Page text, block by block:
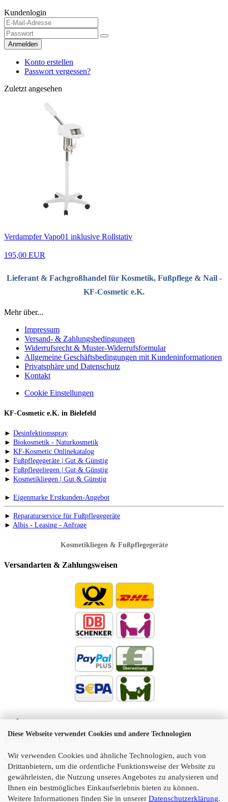
Diese Webseite verwendet Cookies und andere Technologien
Wir verwenden Cookies und ähnliche Technologien, auch von
Drittanbietern, um die ordentliche Funktionsweise der Website zu
gewährleisten, die Nutzung unseres Angebotes zu analysieren und
Ihnen ein bestmögliches Einkaufserlebnis bieten zu können.
Weitere Informationen finden Sie in unserer Datenschutzerklärung.
Kundenlogin
Anmelden
Konto erstellen
Passwort vergessen?
Zuletzt angesehen
Verdampfer Vapo01 inklusive Rollstativ
195,00 EUR
Lieferant & Fachgroßhandel für Kosmetik, Fußpflege & Nail -
KF-Cosmetic e.K.
Mehr über...
Impressum
Versand- & Zahlungsbedingungen
Widerrufsrecht & Muster-Widerrufsformular
Allgemeine Geschäftsbedingungen mit Kundeninformationen
Privatsphäre und Datenschutz
Kontakt
Cookie Einstellungen
KF-Cosmetic e.K. in Bielefeld
► Desinfektionsspray
► Biokosmetik - Naturkosmetik
► KF-Kosmetic Onlinekatalog
► Fußpflegegeräte | Gut & Günstig
► Fußpflegeliegen | Gut & Günstig
► Kosmetikliegen | Gut & Günstig
► Eigenmarke Erstkunden-Angebot
► Reparaturservice für Fußpflegegeräte
► Albis - Leasing - Anfrage
Kosmetikliegen & Fußpflegegeräte
Versandarten & Zahlungsweisen
Montag bis Freitag
09:00 - 17:00 Uhr
Telefon:05 21 45 11 10